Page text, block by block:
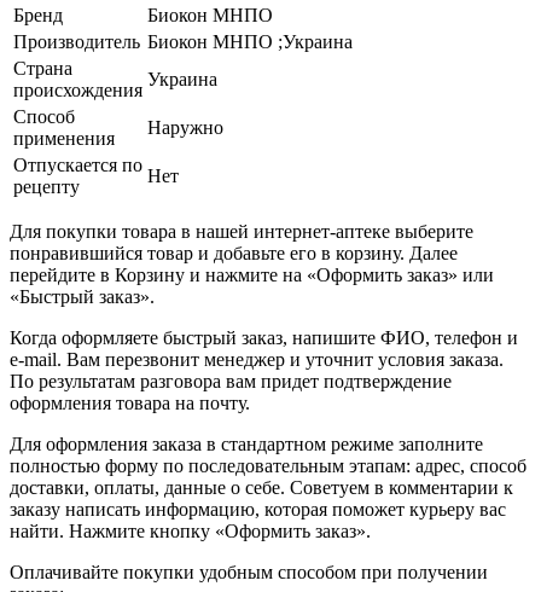
Бренд
Биокон МНПО
Производитель Биокон МНПО ;Украина
Страна
происхождения
Украина
Способ
применения
Наружно
Отпускается по
рецепту
Нет
Для покупки товара в нашей интернет-аптеке выберите
понравившийся товар и добавьте его в корзину. Далее
перейдите в Корзину и нажмите на «Оформить заказ» или
«Быстрый заказ».
Когда оформляете быстрый заказ, напишите ФИО, телефон и
e-mail. Вам перезвонит менеджер и уточнит условия заказа.
По результатам разговора вам придет подтверждение
оформления товара на почту.
Для оформления заказа в стандартном режиме заполните
полностью форму по последовательным этапам: адрес, способ
доставки, оплаты, данные о себе. Советуем в комментарии к
заказу написать информацию, которая поможет курьеру вас
найти. Нажмите кнопку «Оформить заказ».
Оплачивайте покупки удобным способом при получении